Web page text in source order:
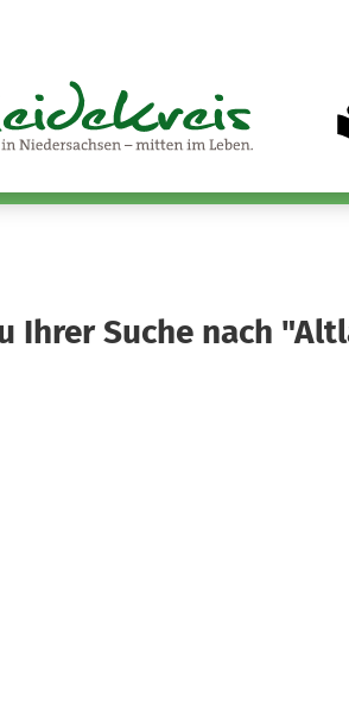
Ihrer Suche nach